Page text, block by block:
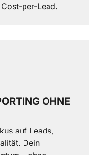
per-Lead.
OHNE
auf Leads,
Dein